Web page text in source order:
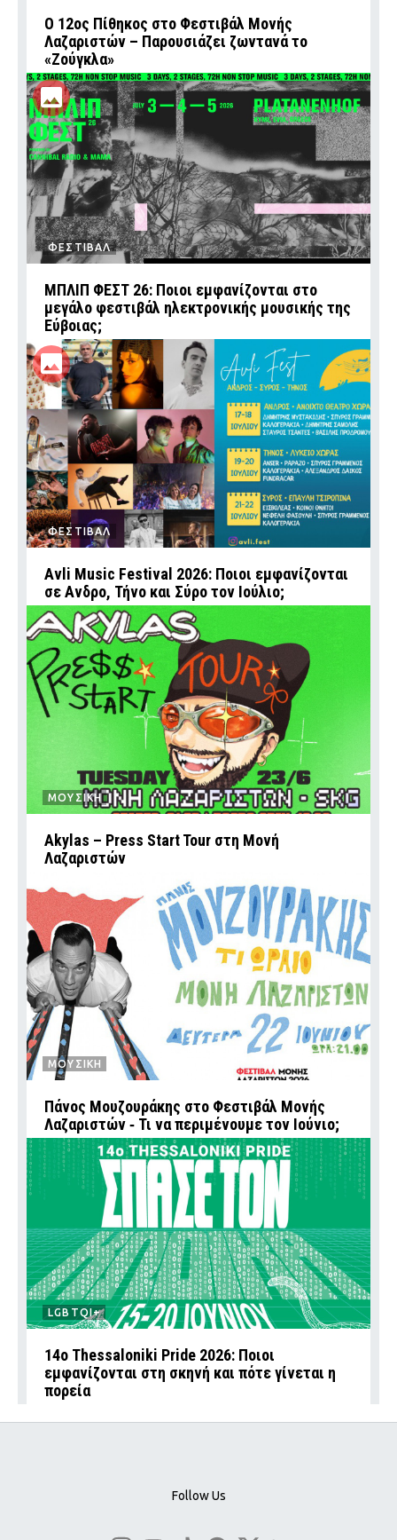
Ο 12ος Πίθηκος στο Φεστιβάλ Μονής
Λαζαριστών – Παρουσιάζει ζωντανά το
«Ζούγκλα»
ΦΕΣΤΙΒΑΛ
ΜΠΛΙΠ ΦΕΣΤ 26: Ποιοι εμφανίζονται στο
μεγάλο φεστιβάλ ηλεκτρονικής μουσικής της
Εύβοιας;
ΦΕΣΤΙΒΑΛ
Avli Music Festival 2026: Ποιοι εμφανίζονται
σε Ανδρο, Τήνο και Σύρο τον Ιούλιο;
ΜΟΥΣΙΚΗ
Akylas – Press Start Tour στη Μονή
Λαζαριστών
ΜΟΥΣΙΚΗ
Πάνος Μουζουράκης στο Φεστιβάλ Μονής
Λαζαριστών ‑ Τι να περιμένουμε τον Ιούνιο;
LGBTQI+
14ο Thessaloniki Pride 2026: Ποιοι
εμφανίζονται στη σκηνή και πότε γίνεται η
πορεία
Follow Us